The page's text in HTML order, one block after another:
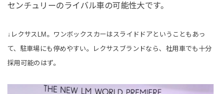
センチュリーのライバル車の可能性大です。
↓レクサスLM。ワンボックスカーはスライドドアということもあっ
て、駐車場にも停めやすい。レクサスブランドなら、社用車でも十分
採用可能のはず。